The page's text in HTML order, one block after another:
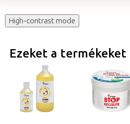
High-contrast mode
Ezeket a